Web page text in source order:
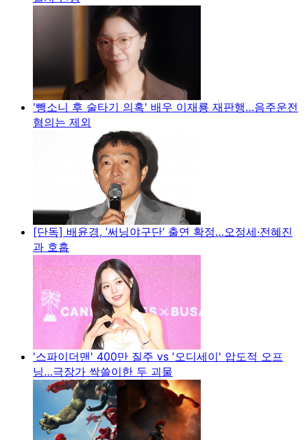
'뺑소니 후 술타기 의혹' 배우 이재룡 재판행…음주운전
혐의는 제외
[단독] 배윤경, ’써닝야구단‘ 출연 확정…오정세·전혜진
과 호흡
'스파이더맨' 400만 질주 vs '오디세이' 압도적 오프
닝…극장가 싹쓸이한 두 괴물